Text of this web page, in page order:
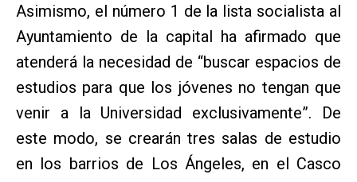
Asimismo, el número 1 de la lista socialista al
Ayuntamiento de la capital ha afirmado que
atenderá la necesidad de “buscar espacios de
estudios para que los jóvenes no tengan que
venir a la Universidad exclusivamente”. De
este modo, se crearán tres salas de estudio
en los barrios de Los Ángeles, en el Casco